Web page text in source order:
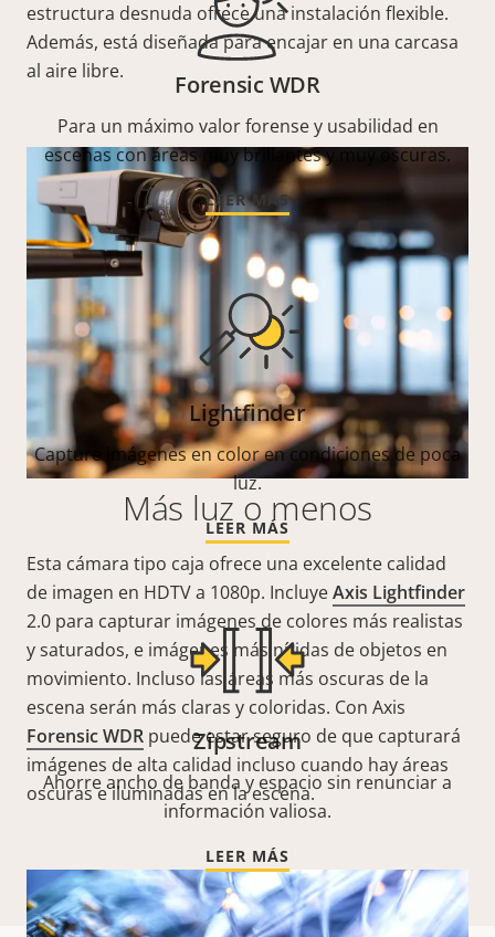
estructura desnuda ofrece una instalación flexible.
Además, está diseñada para encajar en una carcasa
al aire libre.
Más luz o menos
Esta cámara tipo caja ofrece una excelente calidad
de imagen en HDTV a 1080p. IncluyeAxis Lightfinder
2.0 para capturar imágenes de colores más realistas
y saturados, e imágenes más nítidas de objetos en
movimiento. Incluso las áreas más oscuras de la
escena serán más claras y coloridas. Con Axis
Forensic WDR puede estar seguro de que capturará
imágenes de alta calidad incluso cuando hay áreas
oscuras e iluminadas en la escena.
Forensic WDR
Para un máximo valor forense y usabilidad en
escenas con áreas muy brillantes y muy oscuras.
LEER MÁS
Lightfinder
Capture imágenes en color en condiciones de poca
luz.
LEER MÁS
Zipstream
Ahorre ancho de banda y espacio sin renunciar a
información valiosa.
LEER MÁS